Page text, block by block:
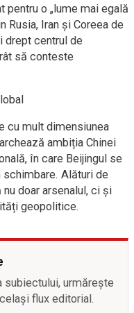
pentru o „lume mai egală
Rusia, Iran și Coreea de
drept centrul de
să conteste
cu mult dimensiunea
ambiția Chinei
în care Beijingul se
Alături de
doar arsenalul, ci și
geopolitice.
subiectului, urmărește
flux editorial.